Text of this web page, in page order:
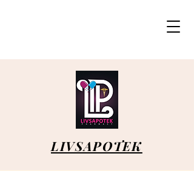
LIVSAPOTEK